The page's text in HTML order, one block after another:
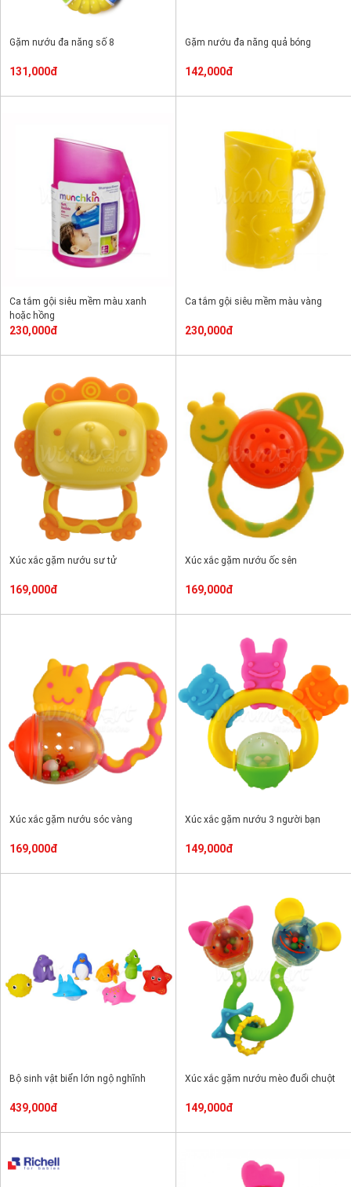
Gặm nướu đa năng số 8
131,000đ
Gặm nướu đa năng quả bóng
142,000đ
Ca tắm gội siêu mềm màu xanh
hoặc hồng
230,000đ
Ca tắm gội siêu mềm màu vàng
230,000đ
Xúc xắc gặm nướu sư tử
169,000đ
Xúc xắc gặm nướu ốc sên
169,000đ
Xúc xắc gặm nướu sóc vàng
169,000đ
Xúc xắc gặm nướu 3 người bạn
149,000đ
Bộ sinh vật biển lớn ngộ nghĩnh
439,000đ
Xúc xắc gặm nướu mèo đuổi chuột
149,000đ